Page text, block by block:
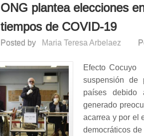
ONG plantea elecciones
tiempos de COVID-19
Posted by Maria Teresa Arbelaez
Efecto Cocuyo
suspensión de
países
generado
acarrea y por el
democráticos